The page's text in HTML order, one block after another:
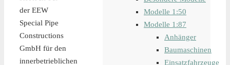
der EEW
Special Pipe
Constructions
GmbH für den
innerbetrieblichen
Modelle 1:50
Modelle 1:87
Anhänger
Baumaschinen
Einsatzfahrzeuge